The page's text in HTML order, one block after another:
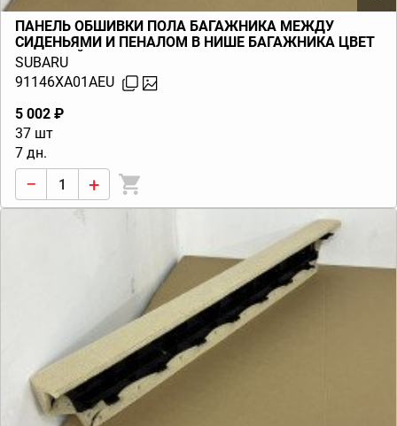
ПАНЕЛЬ ОБШИВКИ ПОЛА БАГАЖНИКА МЕЖДУ
СИДЕНЬЯМИ И ПЕНАЛОМ В НИШЕ БАГАЖНИКА ЦВЕТ
БЕЖЕВЫЙ TRIBECA B9 (W10) 2004-2010
SUBARU
91146XA01AEU
5 002 ₽
37 шт
7 дн.
− +